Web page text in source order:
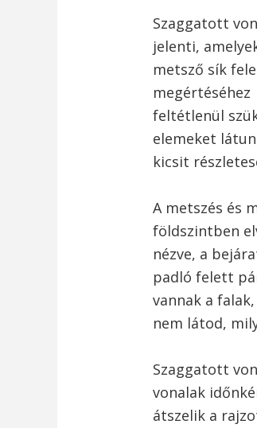
Szaggatott
jelenti,
metsző sík
megértéséhez
feltétlenül
elemeket
kicsit
A metszés és
földszintben
nézve, a
padló felett
vannak a
nem látod,
Szaggatott
vonalak
átszelik a